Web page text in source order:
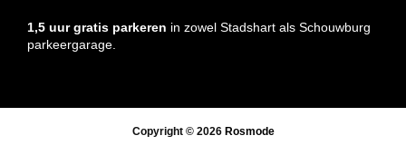
1,5 uur gratis parkeren in zowel Stadshart als Schouwburg
parkeergarage.
Copyright © 2026 Rosmode